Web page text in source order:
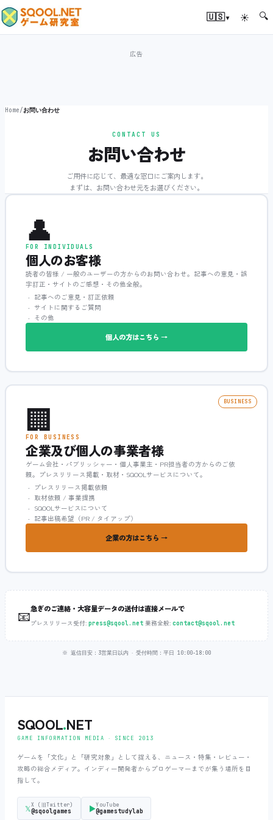
🇺🇸▾ ☀ 🔍
Home/お問い合わせ
CONTACT US
お問い合わせ
ご用件に応じて、最適な窓口にご案内します。
まずは、お問い合わせ元をお選びください。
👤
FOR INDIVIDUALS
個人のお客様
読者の皆様 / 一般のユーザーの方からのお問い合わせ。記事への意見・誤
字訂正・サイトのご感想・その他全般。
記事へのご意見・訂正依頼
サイトに関するご質問
その他
個人の方はこちら →
BUSINESS
🏢
FOR BUSINESS
企業及び個人の事業者様
ゲーム会社・パブリッシャー・個人事業主・PR担当者の方からのご依
頼。プレスリリース掲載・取材・SQOOLサービスについて。
プレスリリース掲載依頼
取材依頼 / 事業提携
SQOOLサービスについて
記事出稿希望（PR / タイアップ）
企業の方はこちら →
📧急ぎのご連絡・大容量データの送付は直接メールで
プレスリリース受付: press@sqool.net 業務全般: contact@sqool.net
※ 返信目安：3営業日以内 ‧ 受付時間：平日 10:00-18:00
SQOOL.NET
GAME INFORMATION MEDIA ‧ SINCE 2013
ゲームを「文化」と「研究対象」として捉える、ニュース・特集・レビュー・
攻略の総合メディア。インディー開発者からプロゲーマーまでが集う場所を目
指して。
𝕏X (旧Twitter)
@sqoolgames ▶YouTube
@gamestudylab